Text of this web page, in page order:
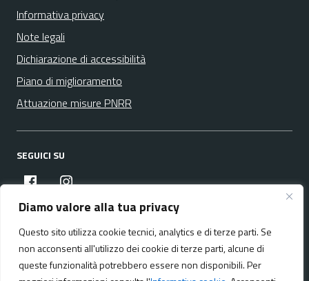
Diamo valore alla tua privacy
Questo sito utilizza cookie tecnici, analytics e di terze parti. Se
non acconsenti all'utilizzo dei cookie di terze parti, alcune di
queste funzionalità potrebbero essere non disponibili. Per
Informativa privacy
Note legali
Dichiarazione di accessibilità
Piano di miglioramento
Attuazione misure PNRR
SEGUICI SU
facebookinstagram
Media policy Mappa del sito